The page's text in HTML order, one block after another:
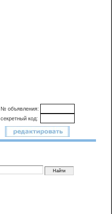
№ объявления:
секретный код: